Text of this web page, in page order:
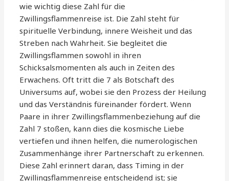
wie wichtig diese Zahl für die
Zwillingsflammenreise ist. Die Zahl steht für
spirituelle Verbindung, innere Weisheit und das
Streben nach Wahrheit. Sie begleitet die
Zwillingsflammen sowohl in ihren
Schicksalsmomenten als auch in Zeiten des
Erwachens. Oft tritt die 7 als Botschaft des
Universums auf, wobei sie den Prozess der Heilung
und das Verständnis füreinander fördert. Wenn
Paare in ihrer Zwillingsflammenbeziehung auf die
Zahl 7 stoßen, kann dies die kosmische Liebe
vertiefen und ihnen helfen, die numerologischen
Zusammenhänge ihrer Partnerschaft zu erkennen.
Diese Zahl erinnert daran, dass Timing in der
Zwillingsflammenreise entscheidend ist; sie